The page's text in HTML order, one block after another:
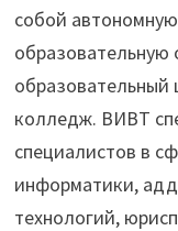
собой
образовательную
колледж. ВИВТ
специалистов в
информатики,
технологий,